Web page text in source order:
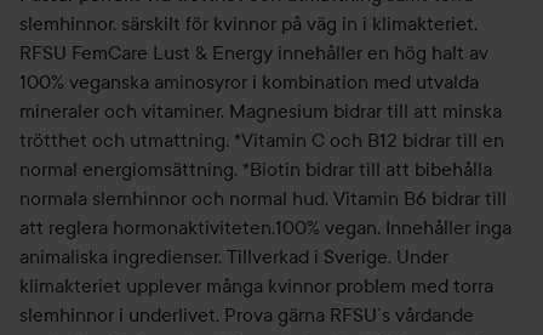
slemhinnor, särskilt för kvinnor på väg in i klimakteriet.
RFSU FemCare Lust & Energy innehåller en hög halt av
100% veganska aminosyror i kombination med utvalda
mineraler och vitaminer. Magnesium bidrar till att minska
trötthet och utmattning. *Vitamin C och B12 bidrar till en
normal energiomsättning. *Biotin bidrar till att bibehålla
normala slemhinnor och normal hud. Vitamin B6 bidrar till
att reglera hormonaktiviteten.100% vegan. Innehåller inga
animaliska ingredienser. Tillverkad i Sverige. Under
klimakteriet upplever många kvinnor problem med torra
slemhinnor i underlivet. Prova gärna RFSU´s vårdande